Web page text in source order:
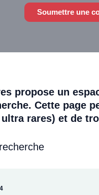
Soumettre une
propose un
Cette page
rares) et de